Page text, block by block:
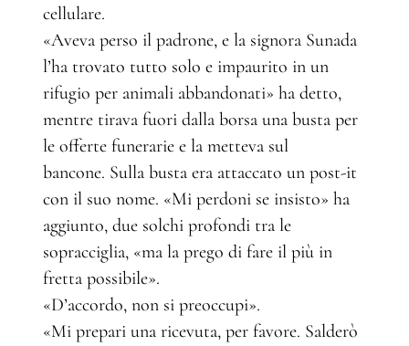
cellulare.
«Aveva perso il padrone, e la signora Sunada
l’ha trovato tutto solo e impaurito in un
rifugio per animali abbandonati» ha detto,
mentre tirava fuori dalla borsa una busta per
le offerte funerarie e la metteva sul
bancone. Sulla busta era attaccato un post-it
con il suo nome. «Mi perdoni se insisto» ha
aggiunto, due solchi profondi tra le
sopracciglia, «ma la prego di fare il più in
fretta possibile».
«D’accordo, non si preoccupi».
«Mi prepari una ricevuta, per favore. Salderò